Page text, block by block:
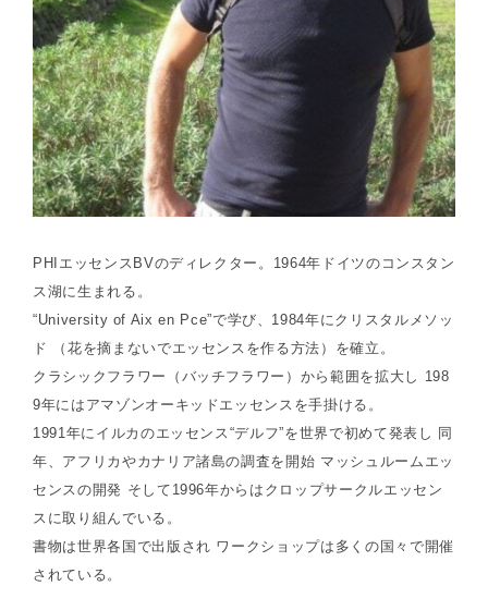
PHIエッセンスBVのディレクター。1964年ドイツのコンスタン
ス湖に生まれる。
“University of Aix en Pce”で学び、1984年にクリスタルメソッ
ド （花を摘まないでエッセンスを作る方法）を確立。
クラシックフラワー（バッチフラワー）から範囲を拡大し 198
9年にはアマゾンオーキッドエッセンスを手掛ける。
1991年にイルカのエッセンス“デルフ”を世界で初めて発表し 同
年、アフリカやカナリア諸島の調査を開始 マッシュルームエッ
センスの開発 そして1996年からはクロップサークルエッセン
スに取り組んでいる。
書物は世界各国で出版され ワークショップは多くの国々で開催
されている。